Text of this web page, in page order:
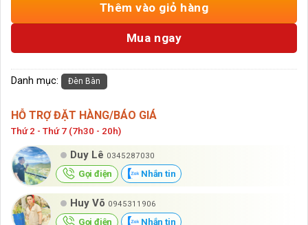
Thêm vào giỏ hàng
Mua ngay
Danh mục: Đèn Bàn
HỖ TRỢ ĐẶT HÀNG/BÁO GIÁ
Thứ 2 - Thứ 7 (7h30 - 20h)
Duy Lê 0345287030
Gọi điện Nhắn tin
Huy Võ 0945311906
Gọi điện Nhắn tin